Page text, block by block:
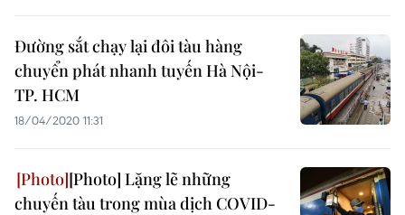
Đường sắt chạy lại đôi tàu hàng
chuyển phát nhanh tuyến Hà Nội-
TP. HCM
18/04/2020 11:31
[Photo] Lặng lẽ những
chuyến tàu trong mùa dịch COVID-